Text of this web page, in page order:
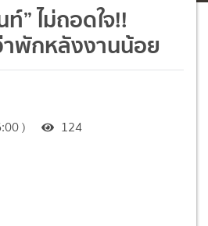
” ไม่ถอดใจ!!
พักหลังงานน้อย
) 124